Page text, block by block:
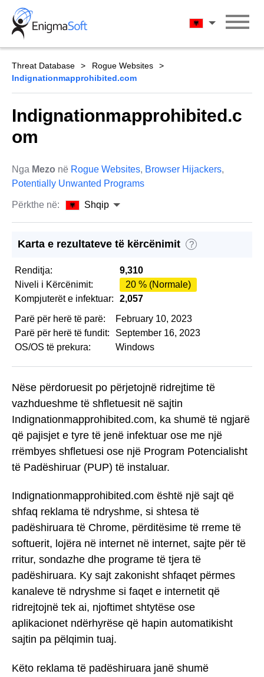
Skip
content
Shqip
Threat Database
Rogue Websites
Indignationmapprohibited.com
Indignationmapprohibited.c
om
Nga Mezo në Rogue Websites, Browser Hijackers,
Potentially Unwanted Programs
Përkthe në: Shqip
Karta e rezultateve të kërcënimit ?
Renditja:
9,310
Niveli i Kërcënimit:
20 % (Normale)
Kompjuterët e infektuar:
2,057
Parë për herë të parë:
February 10, 2023
Parë për herë të fundit:
September 16, 2023
OS/OS të prekura:
Windows
Nëse përdoruesit po përjetojnë ridrejtime të
vazhdueshme të shfletuesit në sajtin
Indignationmapprohibited.com, ka shumë të ngjarë
që pajisjet e tyre të jenë infektuar ose me një
rrëmbyes shfletuesi ose një Program Potencialisht
të Padëshiruar (PUP) të instaluar.
Indignationmapprohibited.com është një sajt që
shfaq reklama të ndryshme, si shtesa të
padëshiruara të Chrome, përditësime të rreme të
softuerit, lojëra në internet në internet, sajte për të
rritur, sondazhe dhe programe të tjera të
padëshiruara. Ky sajt zakonisht shfaqet përmes
kanaleve të ndryshme si faqet e internetit që
ridrejtojnë tek ai, njoftimet shtytëse ose
aplikacionet ndërhyrëse që hapin automatikisht
sajtin pa pëlqimin tuaj.
Këto reklama të padëshiruara janë shumë